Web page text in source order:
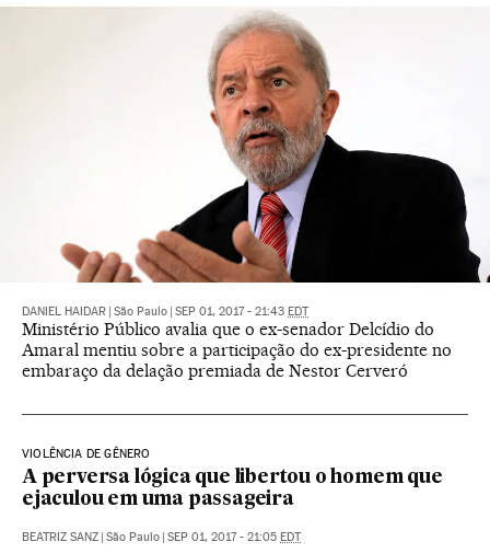
DANIEL HAIDAR São Paulo SEP 01, 2017 - 21:43 EDT
Ministério Público avalia que o ex-senador Delcídio do
Amaral mentiu sobre a participação do ex-presidente no
embaraço da delação premiada de Nestor Cerveró
VIOLÊNCIA DE GÊNERO
A perversa lógica que libertou o homem que
ejaculou em uma passageira
BEATRIZ SANZ São Paulo SEP 01, 2017 - 21:05 EDT